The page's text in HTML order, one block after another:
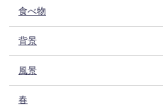
食べ物
背景
風景
春